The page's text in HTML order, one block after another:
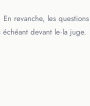
revanche, les
devant le·la juge.